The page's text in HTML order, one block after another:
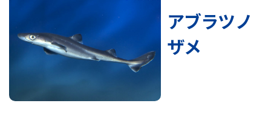
アブラツノ
ザメ